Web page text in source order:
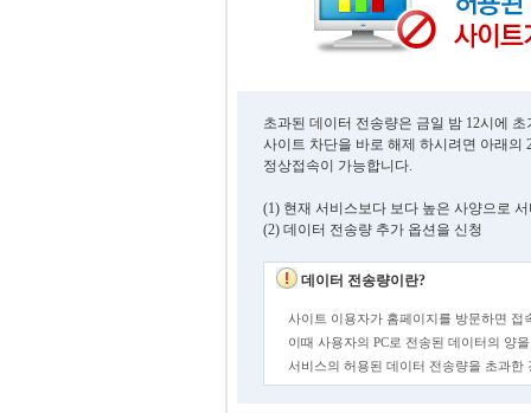
초과된 데이터 전송량은 금일 밤 12시에
사이트 차단을 바로 해제 하시려면 아래의
정상접속이 가능합니다.
(1) 현재 서비스보다 보다 높은 사양으로
(2) 데이터 전송량 추가 옵션을 신청
데이터 전송량이란?
사이트 이용자가 홈페이지를 방문하면 접
이때 사용자의 PC로 전송된 데이터의 양
서비스의 허용된 데이터 전송량을 초과